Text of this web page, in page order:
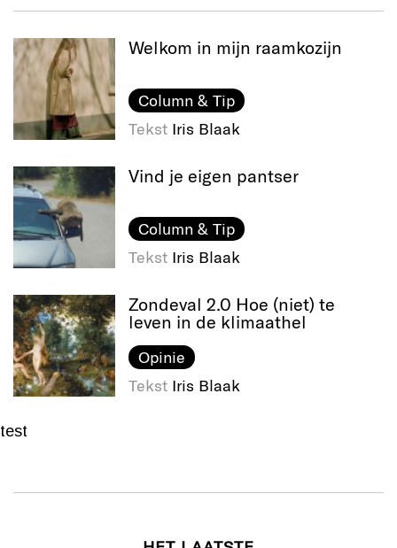
Welkom in mijn raamkozijn
Column & Tip
Tekst Iris Blaak
Vind je eigen pantser
Column & Tip
Tekst Iris Blaak
Zondeval 2.0 Hoe (niet) te
leven in de klimaathel
Opinie
Tekst Iris Blaak
test